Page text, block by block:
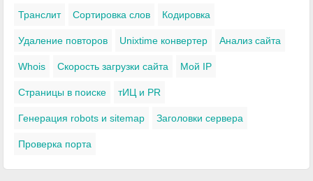
Транслит Сортировка слов Кодировка
Удаление повторов Unixtime конвертер Анализ сайта
Whois Скорость загрузки сайта Мой IP
Страницы в поиске тИЦ и PR
Генерация robots и sitemap Заголовки сервера
Проверка порта